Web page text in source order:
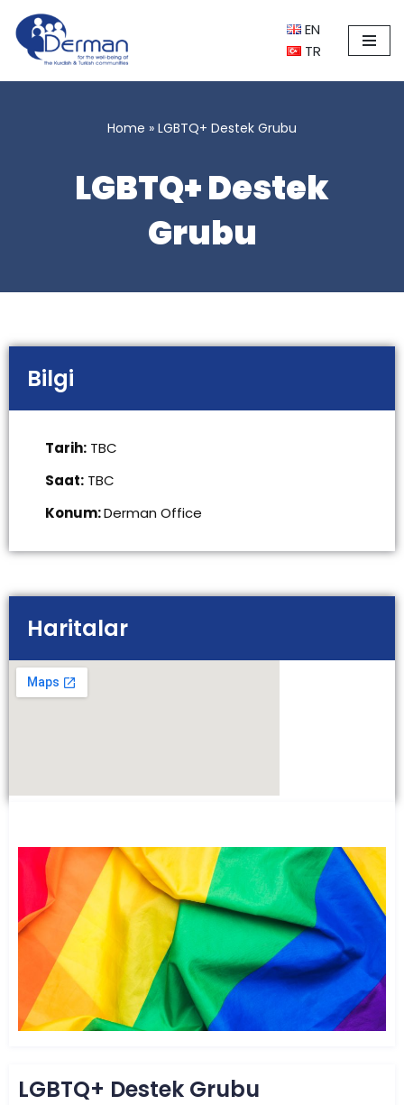
İçeriğe
EN
TR
Home » LGBTQ+ Destek Grubu
LGBTQ+ Destek
Grubu
Bilgi
Tarih: TBC
Saat: TBC
Konum:Derman Office
Haritalar
LGBTQ+ Destek Grubu